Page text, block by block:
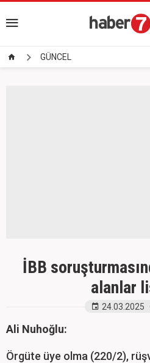
GÜNCEL
İBB
alanlar
24.03.2025
Ali Nuhoğlu:
Örgüte üye olma (220/2),